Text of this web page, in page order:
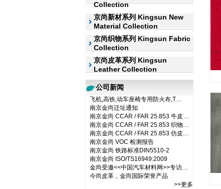
Collection
京尚新材系列 Kingsun New
Material Collection
京尚织物系列 Kingsun Fabric
Collection
京尚皮革系列 Kingsun
Leather Collection
公司新闻
飞机,高铁,动车座椅专用防火布,T…
南京金尚迁址通知
南京金尚 CCAR / FAR 25.853 牛皮…
南京金尚 CCAR / FAR 25.853 织物…
南京金尚 CCAR / FAR 25.853 仿皮…
南京金尚 VOC 检测报告
南京金尚 铁路标准DIN5510-2
南京金尚 ISO/TS16949:2009
金尚受邀<<中国汽车材料网>>专访…
今尚皮革，金尚国际荣誉产品
>>更多